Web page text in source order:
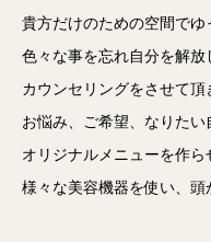
貴方だけのための空間で
色々な事を忘れ自分を解放
カウンセリングをさせて頂
お悩み、ご希望、なりた
オリジナルメニューを作ら
様々な美容機器を使い、頭